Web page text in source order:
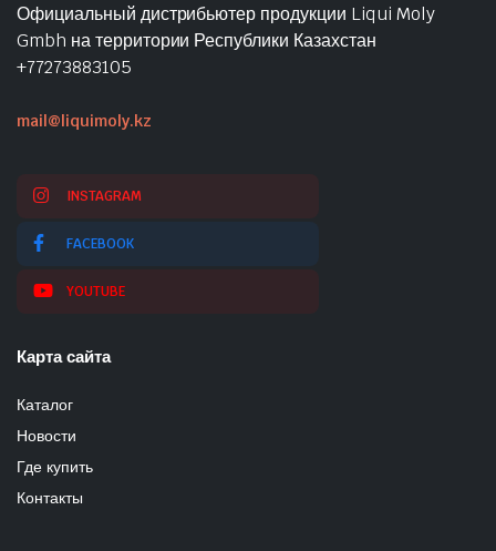
Официальный дистрибьютер продукции Liqui Moly
Gmbh на территории Республики Казахстан
+77273883105
mail@liquimoly.kz
INSTAGRAM
FACEBOOK
YOUTUBE
Карта сайта
Каталог
Новости
Где купить
Контакты